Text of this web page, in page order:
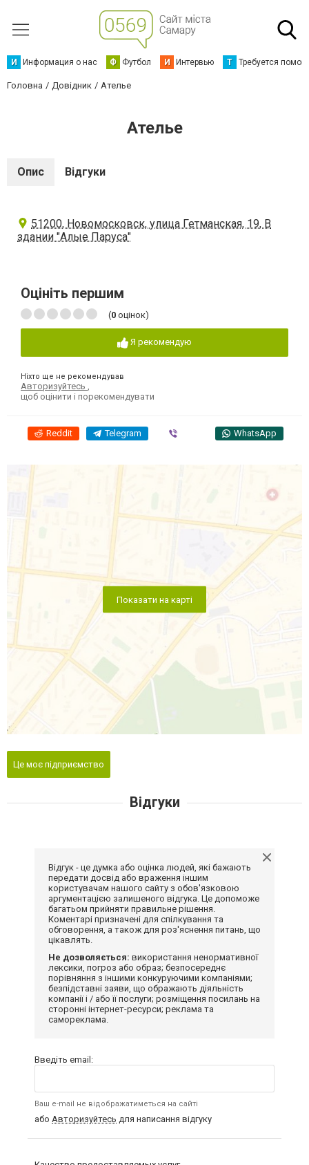
И Информация о нас Ф Футбол И Интервью Т Требуется
Головна Довідник Ателье
Ателье
Опис Відгуки
51200, Новомосковск, улица Гетманская, 19, В
здании "Алые Паруса"
Оцініть першим
(0 оцінок)
Я рекомендую
Ніхто ще не рекомендував
Авторизуйтесь
щоб оцінити і порекомендувати
Reddit Telegram WhatsApp
Показати на карті
Це моє підприємство
Відгуки
Відгук - це думка або оцінка людей, які бажають
передати досвід або враження іншим
користувачам нашого сайту з обов'язковою
аргументацією залишеного відгука. Це допоможе
багатьом прийняти правильне рішення.
Коментарі призначені для спілкування та
обговорення, а також для роз'яснення питань, що
цікавлять.
Не дозволяється: використання ненормативної
лексики, погроз або образ; безпосереднє
порівняння з іншими конкуруючими компаніями;
безпідставні заяви, що ображають діяльність
компанії і / або її послуги; розміщення посилань на
сторонні інтернет-ресурси; реклама та
самореклама.
Введіть email:
Ваш e-mail не відображатиметься на сайті
або Авторизуйтесь для написання відгуку